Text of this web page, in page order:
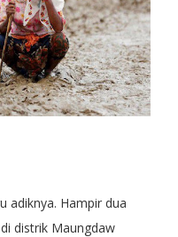
adiknya. Hampir dua
distrik Maungdaw